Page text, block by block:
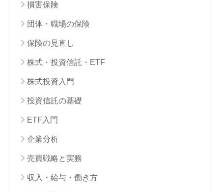
損害保険
団体・職場の保険
保険の見直し
株式・投資信託・ETF
株式投資入門
投資信託の基礎
ETF入門
企業分析
売買戦略と実務
収入・給与・働き方